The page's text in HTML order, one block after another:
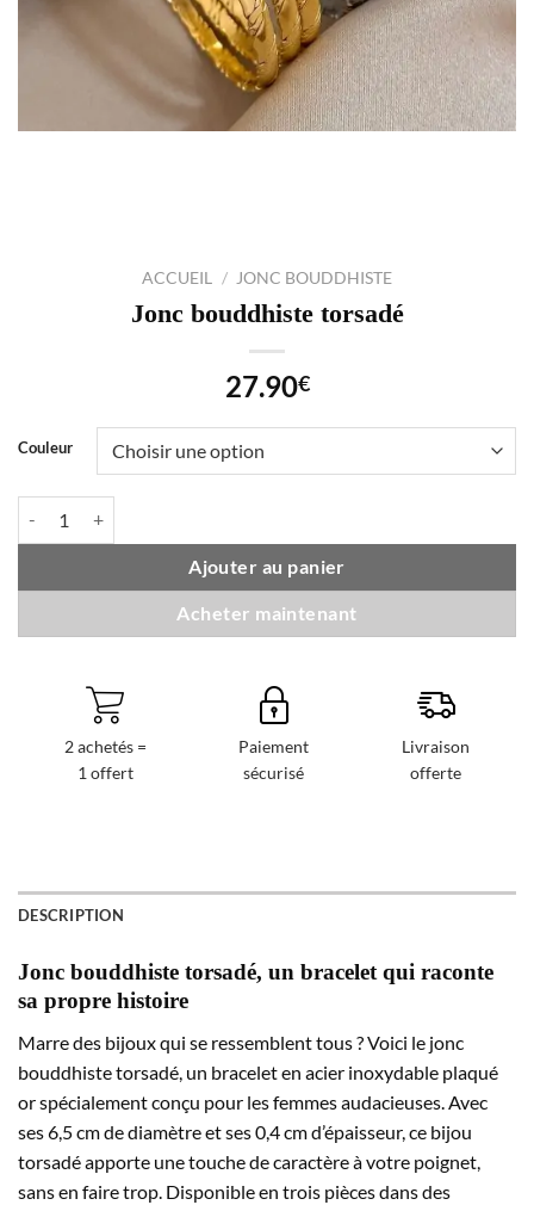
ACCUEIL / JONC BOUDDHISTE
Jonc bouddhiste torsadé
27.90€
Couleur
Ajouter au panier
Acheter maintenant
2 achetés =
1 offert
Paiement
sécurisé
Livraison
offerte
DESCRIPTION
Jonc bouddhiste torsadé, un bracelet qui raconte
sa propre histoire
Marre des bijoux qui se ressemblent tous ? Voici le jonc
bouddhiste torsadé, un bracelet en acier inoxydable plaqué
or spécialement conçu pour les femmes audacieuses. Avec
ses 6,5 cm de diamètre et ses 0,4 cm d’épaisseur, ce bijou
torsadé apporte une touche de caractère à votre poignet,
sans en faire trop. Disponible en trois pièces dans des